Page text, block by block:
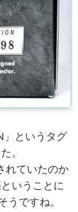
」というタグ
。
れていたのか
いうことに
うですね。